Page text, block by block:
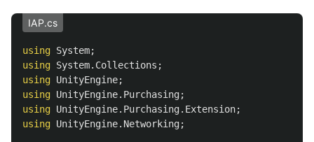
IAP.cs
using System;
using System.Collections ;
using UnityEngine;
using UnityEngine.Purchasing;
using UnityEngine.Purchasing.Extension;
using UnityEngine.Networking;